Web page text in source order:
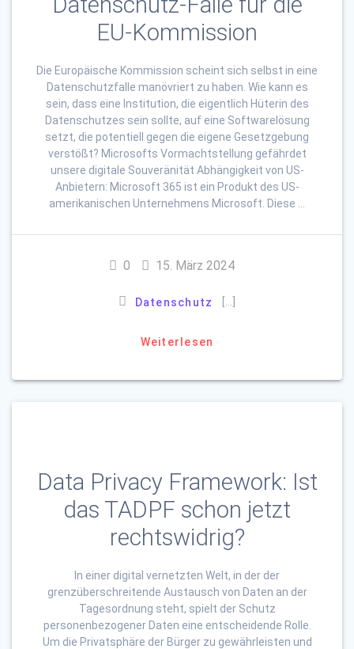
EU-Kommission
Die Europäische Kommission scheint sich selbst in eine
Datenschutzfalle manövriert zu haben. Wie kann es
sein, dass eine Institution, die eigentlich Hüterin des
Datenschutzes sein sollte, auf eine Softwarelösung
setzt, die potentiell gegen die eigene Gesetzgebung
verstößt? Microsofts Vormachtstellung gefährdet
unsere digitale Souveränität Abhängigkeit von US-
Anbietern: Microsoft 365 ist ein Produkt des US-
amerikanischen Unternehmens Microsoft. Diese …
0 15. März 2024
Datenschutz
Weiterlesen
Data Privacy Framework: Ist
das TADPF schon jetzt
rechtswidrig?
In einer digital vernetzten Welt, in der der
grenzüberschreitende Austausch von Daten an der
Tagesordnung steht, spielt der Schutz
personenbezogener Daten eine entscheidende Rolle.
Um die Privatsphäre der Bürger zu gewährleisten und